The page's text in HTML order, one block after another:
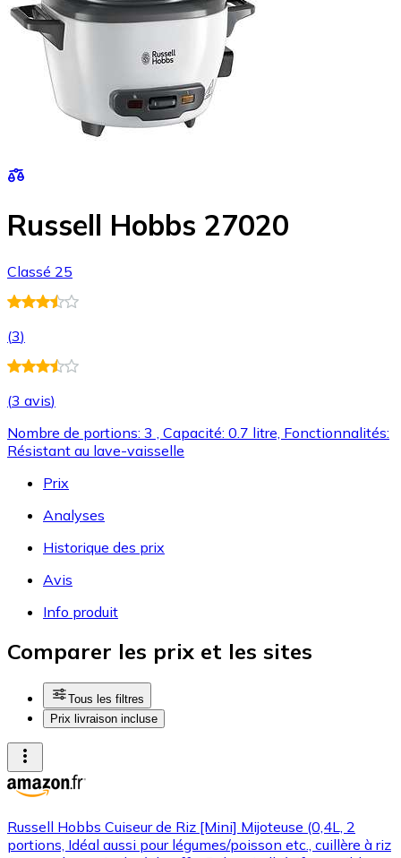
Russell Hobbs 27020
Classé 25
(3)
(3 avis)
Nombre de portions: 3 , Capacité: 0.7 litre, Fonctionnalités:
Résistant au lave-vaisselle
Prix
Analyses
Historique des prix
Avis
Info produit
Comparer les prix et les sites
Tous les filtres
Prix livraison incluse
Russell Hobbs Cuiseur de Riz [Mini] Mijoteuse (0,4L, 2
portions, Idéal aussi pour légumes/poisson etc., cuillère à riz